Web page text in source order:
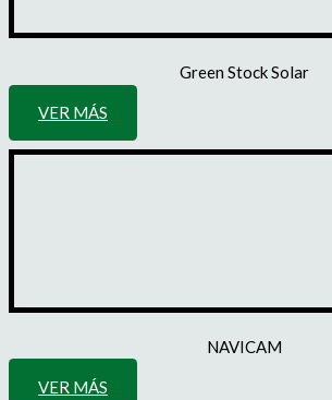
Green Stock Solar
VER MÁS
NAVICAM
VER MÁS